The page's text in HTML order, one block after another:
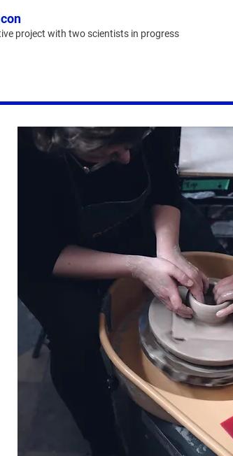
project with two scientists in progress